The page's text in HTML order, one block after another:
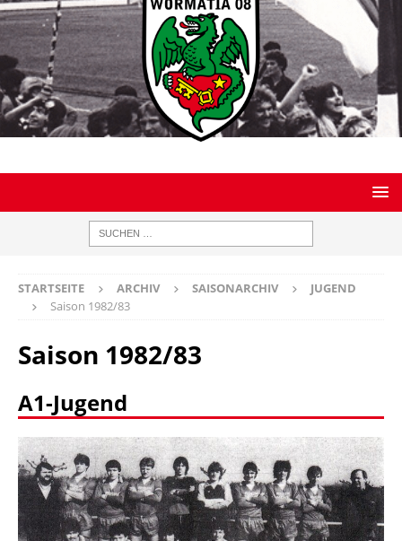
STARTSEITE ARCHIV SAISONARCHIV
JUGEND
Saison 1982/83
Saison 1982/83
A1-Jugend